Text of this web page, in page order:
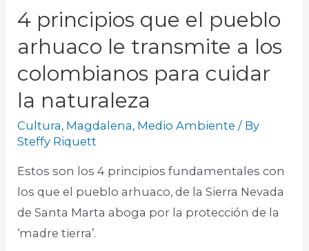
4 principios que el pueblo
arhuaco le transmite a los
colombianos para cuidar
la naturaleza
Cultura, Magdalena, Medio Ambiente / By
Steffy Riquett
Estos son los 4 principios fundamentales con
los que el pueblo arhuaco, de la Sierra Nevada
de Santa Marta aboga por la protección de la
‘madre tierra’.​